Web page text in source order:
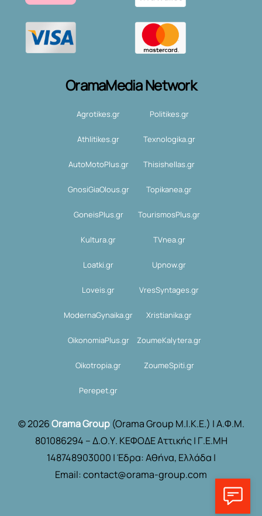
OramaMedia Network
Agrotikes.gr Politikes.gr
Athlitikes.gr Texnologika.gr
AutoMotoPlus.gr Thisishellas.gr
GnosiGiaOlous.gr Topikanea.gr
GoneisPlus.gr TourismosPlus.gr
Kultura.gr TVnea.gr
Loatki.gr Upnow.gr
Loveis.gr VresSyntages.gr
ModernaGynaika.gr Xristianika.gr
OikonomiaPlus.gr ZoumeKalytera.gr
Oikotropia.gr ZoumeSpiti.gr
Perepet.gr
© 2026Orama Group(Orama Group Μ.Ι.Κ.Ε.) | Α.Φ.Μ.
801086294 – Δ.Ο.Υ. ΚΕΦΟΔΕ Αττικής | Γ.Ε.ΜΗ
148748903000 | Έδρα: Αθήνα, Ελλάδα |
Email: contact@orama-group.com